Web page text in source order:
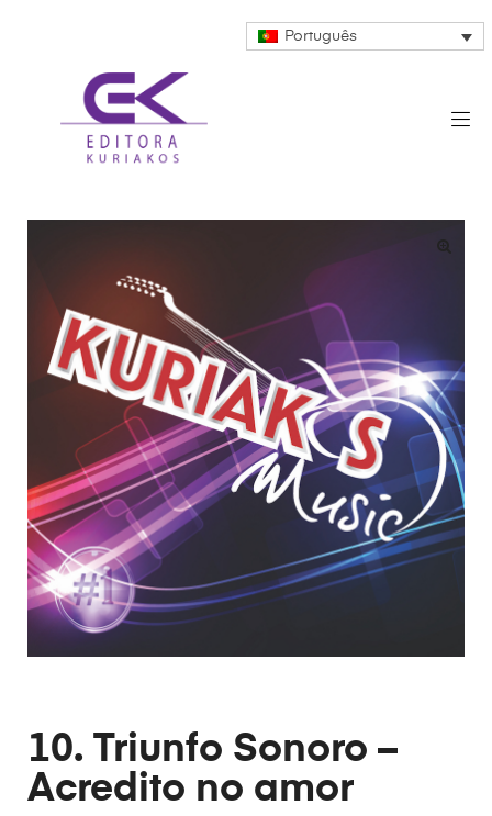
Português
10. Triunfo Sonoro –
Acredito no amor